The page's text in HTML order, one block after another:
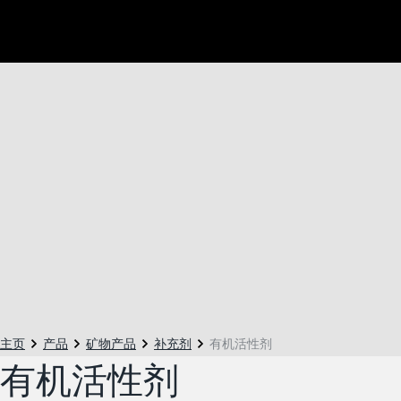
主页 产品 矿物产品 补充剂 有机活性剂
有机活性剂